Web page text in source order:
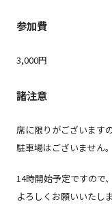
参加費
3,000円
諸注意
席に限りがございます
駐車場はございません
14時開始予定ですので
よろしくお願いいたしま